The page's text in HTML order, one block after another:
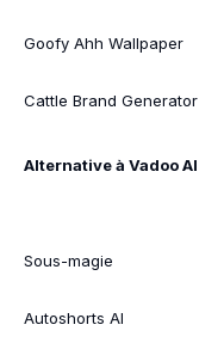
Goofy Ahh Wallpaper
Cattle Brand Generator
Alternative à Vadoo AI
Sous-magie
Autoshorts AI